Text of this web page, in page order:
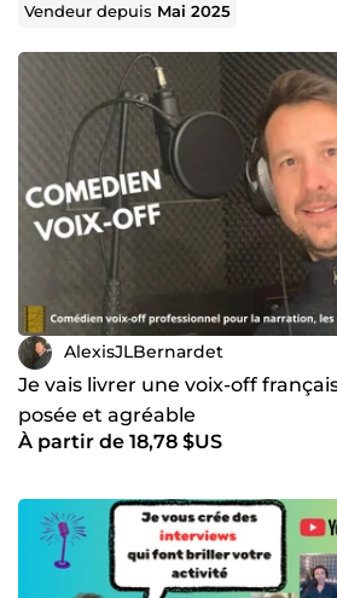
Vendeur depuis Mai 2025
AlexisJLBernardet
Je vais livrer une voix-off
posée et agréable
À partir de 18,78 $US